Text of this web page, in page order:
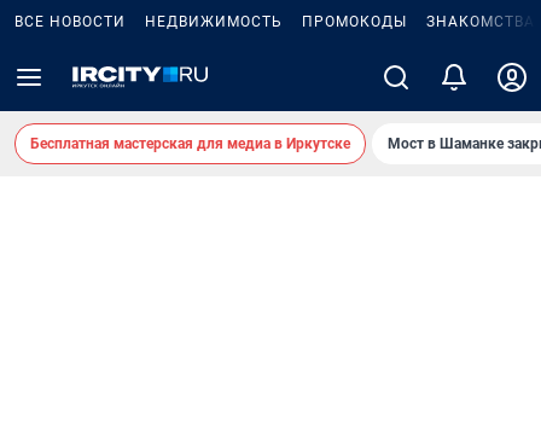
ВСЕ НОВОСТИ НЕДВИЖИМОСТЬ ПРОМОКОДЫ ЗНАКОМСТВА
Бесплатная мастерская для медиа в Иркутске Мост в Шаманке